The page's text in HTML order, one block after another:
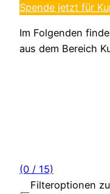
Spende jetzt für
Im Folgenden
aus dem Bereich
(0 / 15)
Filteroptionen